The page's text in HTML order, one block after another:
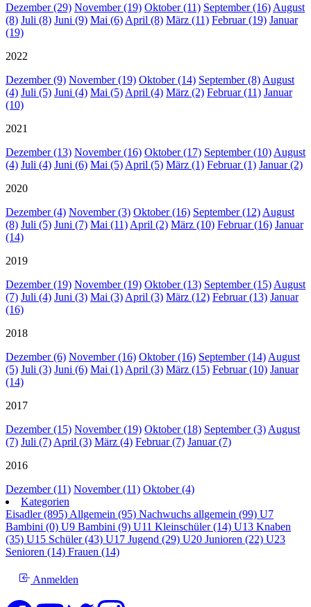
Dezember (29) November (19) Oktober (11) September (16) August
(8) Juli (8) Juni (9) Mai (6) April (8) März (11) Februar (19) Januar
(19)
2022
Dezember (9) November (19) Oktober (14) September (8) August
(4) Juli (5) Juni (4) Mai (5) April (4) März (2) Februar (11) Januar
(10)
2021
Dezember (13) November (16) Oktober (17) September (10) August
(4) Juli (4) Juni (6) Mai (5) April (5) März (1) Februar (1) Januar (2)
2020
Dezember (4) November (3) Oktober (16) September (12) August
(8) Juli (5) Juni (7) Mai (11) April (2) März (10) Februar (16) Januar
(14)
2019
Dezember (19) November (19) Oktober (13) September (15) August
(7) Juli (4) Juni (3) Mai (3) April (3) März (12) Februar (13) Januar
(16)
2018
Dezember (6) November (16) Oktober (16) September (14) August
(5) Juli (3) Juni (6) Mai (1) April (3) März (15) Februar (10) Januar
(14)
2017
Dezember (15) November (19) Oktober (18) September (3) August
(7) Juli (7) April (3) März (4) Februar (7) Januar (7)
2016
Dezember (11) November (11) Oktober (4)
Kategorien
Eisadler (895) Allgemein (95) Nachwuchs allgemein (99) U7
Bambini (0) U9 Bambini (9) U11 Kleinschüler (14) U13 Knaben
(35) U15 Schüler (43) U17 Jugend (29) U20 Junioren (22) U23
Senioren (14) Frauen (14)
Anmelden